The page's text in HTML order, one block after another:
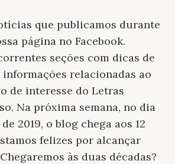
que publicamos durante
página no Facebook.
seções com dicas de
relacionadas ao
de interesse do Letras
Na próxima semana, no dia
2019, o blog chega aos 12
felizes por alcançar
às duas décadas?